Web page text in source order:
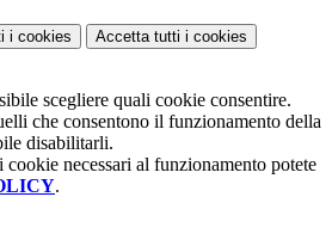
i cookies Accetta tutti i cookies
scegliere quali cookie consentire.
che consentono il funzionamento della
disabilitarli.
cookie necessari al funzionamento potete
.